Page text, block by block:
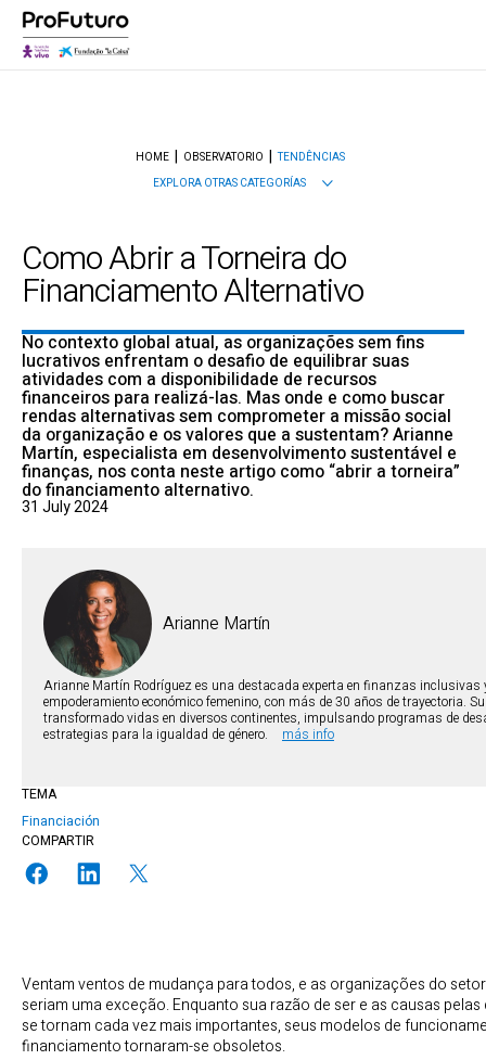
HOME OBSERVATORIO
TENDÊNCIAS
EXPLORA OTRAS CATEGORÍAS
Como Abrir a Torneira do
Financiamento Alternativo
No contexto global atual, as organizações sem fins
lucrativos enfrentam o desafio de equilibrar suas
atividades com a disponibilidade de recursos
financeiros para realizá-las. Mas onde e como buscar
rendas alternativas sem comprometer a missão social
da organização e os valores que a sustentam? Arianne
Martín, especialista em desenvolvimento sustentável e
finanças, nos conta neste artigo como “abrir a torneira”
do financiamento alternativo.
31 July 2024
Arianne Martín
Arianne Martín Rodríguez es una destacada experta en finanzas inclusivas
empoderamiento económico femenino, con más de 30 años de trayectoria.
transformado vidas en diversos continentes, impulsando programas de
estrategias para la igualdad de género.
más info
TEMA
Financiación
COMPARTIR
Ventam ventos de mudança para todos, e as organizações do
seriam uma exceção. Enquanto sua razão de ser e as causas pelas
se tornam cada vez mais importantes, seus modelos de
financiamento tornaram-se obsoletos.